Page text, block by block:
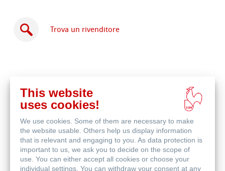
Trova un rivenditore
Acquista
online
This website
uses cookies!
We use cookies. Some of them are necessary to make
the website usable. Others help us display information
that is relevant and engaging to you. As data protection is
important to us, we ask you to decide on the scope of
use. You can either accept all cookies or choose your
individual settings. You can withdraw your consent at any